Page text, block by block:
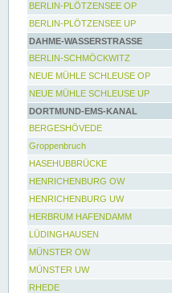
BERLIN-PLÖTZENSEE OP
BERLIN-PLÖTZENSEE UP
DAHME-WASSERSTRASSE
BERLIN-SCHMÖCKWITZ
NEUE MÜHLE SCHLEUSE OP
NEUE MÜHLE SCHLEUSE UP
DORTMUND-EMS-KANAL
BERGESHÖVEDE
Groppenbruch
HASEHUBBRÜCKE
HENRICHENBURG OW
HENRICHENBURG UW
HERBRUM HAFENDAMM
LÜDINGHAUSEN
MÜNSTER OW
MÜNSTER UW
RHEDE